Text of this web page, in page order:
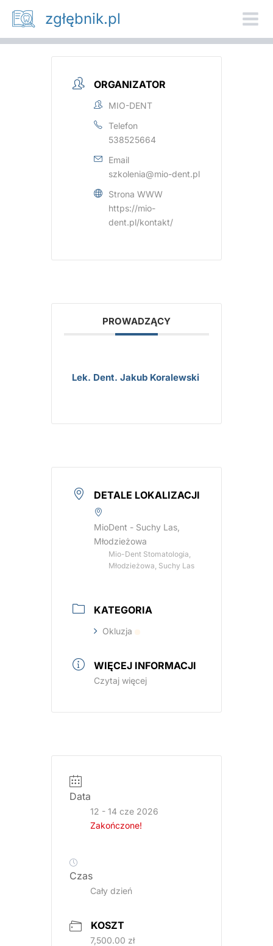
Przejdź
treści
zgłębnik.pl
ORGANIZATOR
MIO-DENT
Telefon
538525664
Email
szkolenia@mio-dent.pl
Strona WWW
https://mio-
dent.pl/kontakt/
PROWADZĄCY
Lek. Dent. Jakub Koralewski
DETALE LOKALIZACJI
MioDent - Suchy Las,
Młodzieżowa
Mio-Dent Stomatologia,
Młodzieżowa, Suchy Las
KATEGORIA
Okluzja
WIĘCEJ INFORMACJI
Czytaj więcej
Data
12 - 14 cze 2026
Zakończone!
Czas
Cały dzień
KOSZT
7,500.00 zł